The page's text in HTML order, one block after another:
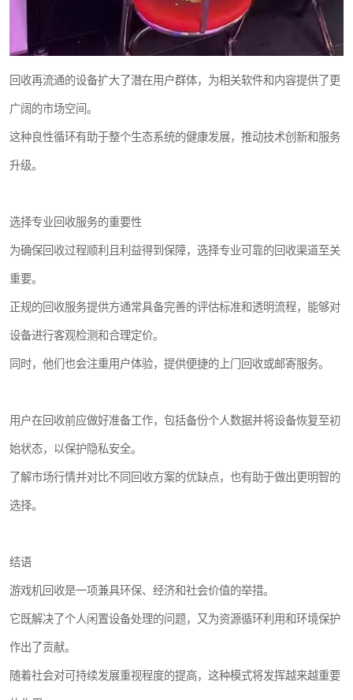
回收再流通的设备扩大了潜在用户群体，为相关软件和内容提供了更
广阔的市场空间。
这种良性循环有助于整个生态系统的健康发展，推动技术创新和服务
升级。
选择专业回收服务的重要性
为确保回收过程顺利且利益得到保障，选择专业可靠的回收渠道至关
重要。
正规的回收服务提供方通常具备完善的评估标准和透明流程，能够对
设备进行客观检测和合理定价。
同时，他们也会注重用户体验，提供便捷的上门回收或邮寄服务。
用户在回收前应做好准备工作，包括备份个人数据并将设备恢复至初
始状态，以保护隐私安全。
了解市场行情并对比不同回收方案的优缺点，也有助于做出更明智的
选择。
结语
游戏机回收是一项兼具环保、经济和社会价值的举措。
它既解决了个人闲置设备处理的问题，又为资源循环利用和环境保护
作出了贡献。
随着社会对可持续发展重视程度的提高，这种模式将发挥越来越重要